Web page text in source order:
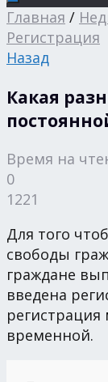
Главная /
Регистрация
Назад
Какая
Время на
0
1221
Для того
свободы
граждане
введена
временной.